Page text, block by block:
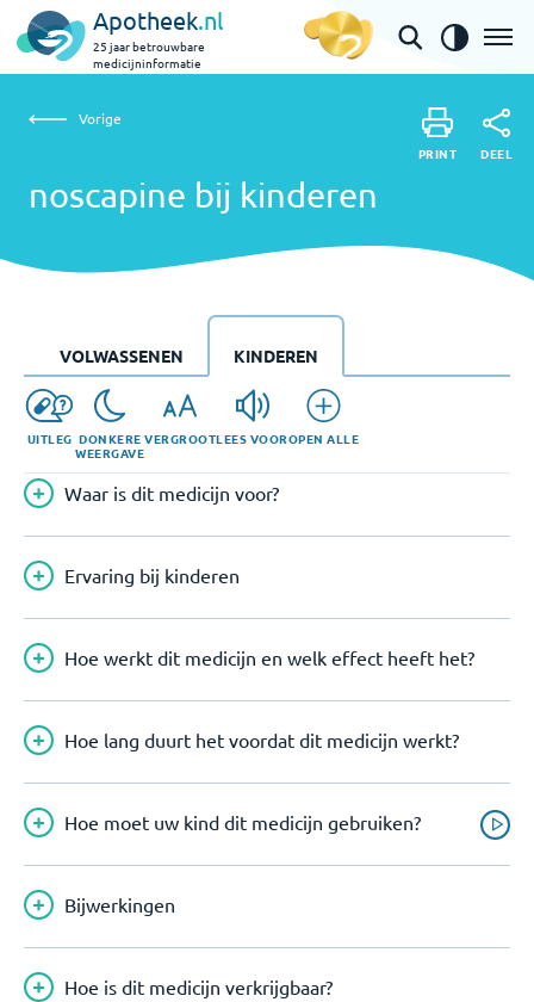
Apotheek.nl
25 jaar betrouwbare
medicijninformatie
noscapine bij kinderen
Vorige
noscapine bij kinderen
PRINT DEEL
UITLEG DONKERE
WEERGAVE
VERGROOTLEES VOOROPEN ALLE
VOLWASSENEN KINDEREN
Waar is dit medicijn voor?
Ervaring bij kinderen
Hoe werkt dit medicijn en welk effect heeft het?
Hoe lang duurt het voordat dit medicijn werkt?
Hoe moet uw kind dit medicijn gebruiken?
Bijwerkingen
Hoe is dit medicijn verkrijgbaar?